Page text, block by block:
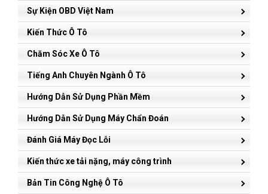
Sự Kiện OBD Việt Nam
Kiến Thức Ô Tô
Chăm Sóc Xe Ô Tô
Tiếng Anh Chuyên Ngành Ô Tô
Hướng Dẫn Sử Dụng Phần Mềm
Hướng Dẫn Sử Dụng Máy Chẩn Đoán
Đánh Giá Máy Đọc Lỗi
Kiến thức xe tải nặng, máy công trình
Bản Tin Công Nghệ Ô Tô